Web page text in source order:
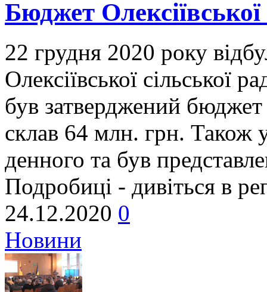
Бюджет
22 грудня 2020 року
Олексіївської сільської
був затверджений
склав 64 млн. грн. Також
денного та був
Подробиці - дивіться в
24.12.2020 0
Новини